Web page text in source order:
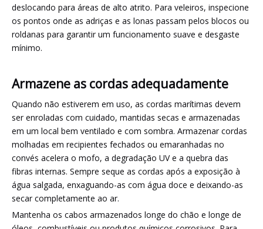
deslocando para áreas de alto atrito. Para veleiros, inspecione
os pontos onde as adriças e as lonas passam pelos blocos ou
roldanas para garantir um funcionamento suave e desgaste
mínimo.
Armazene as cordas adequadamente
Quando não estiverem em uso, as cordas marítimas devem
ser enroladas com cuidado, mantidas secas e armazenadas
em um local bem ventilado e com sombra. Armazenar cordas
molhadas em recipientes fechados ou emaranhadas no
convés acelera o mofo, a degradação UV e a quebra das
fibras internas. Sempre seque as cordas após a exposição à
água salgada, enxaguando-as com água doce e deixando-as
secar completamente ao ar.
Mantenha os cabos armazenados longe do chão e longe de